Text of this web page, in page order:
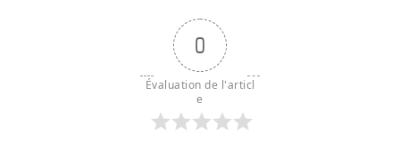
0
Évaluation de l'articl
e